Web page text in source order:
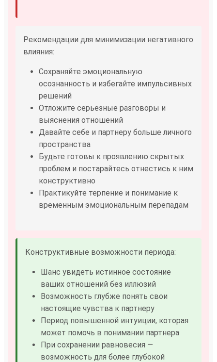
Рекомендации для минимизации негативного
влияния:
Сохраняйте эмоциональную
осознанность и избегайте импульсивных
решений
Отложите серьезные разговоры и
выяснения отношений
Давайте себе и партнеру больше личного
пространства
Будьте готовы к проявлению скрытых
проблем и постарайтесь отнестись к ним
конструктивно
Практикуйте терпение и понимание к
временным эмоциональным перепадам
Конструктивные возможности периода:
Шанс увидеть истинное состояние
ваших отношений без иллюзий
Возможность глубже понять свои
настоящие чувства к партнеру
Период повышенной интуиции, которая
может помочь в понимании партнера
При сохранении равновесия —
возможность для более глубокой